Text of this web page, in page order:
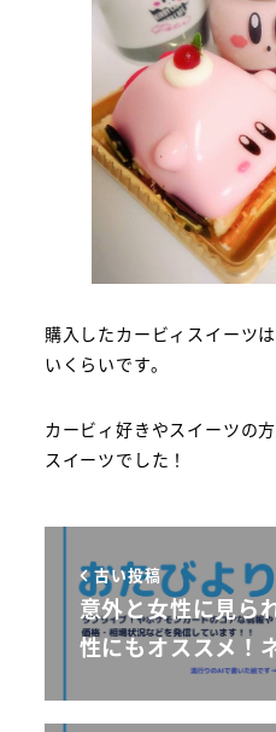
購入したカービィスイーツ
いくらいです。
カービィ好きやスイーツの
スイーツでした！
古い投稿
意外と女性に見ら
性にもオススメ！